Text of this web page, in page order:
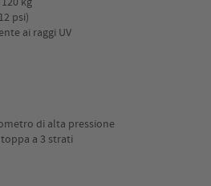
psi)
ai raggi UV
di alta pressione
a 3 strati